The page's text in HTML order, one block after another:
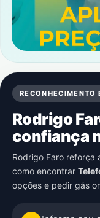
RECONHECIMENTO
Rodrigo
confiança
Rodrigo Faro reforça
como encontrar
opções e pedir gás